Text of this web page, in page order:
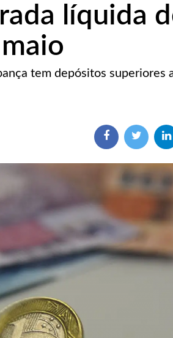
líquida
tem depósitos superiores